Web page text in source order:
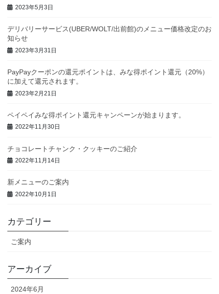
2023年5月3日
デリバリーサービス(UBER/WOLT/出前館)のメニュー価格改定のお
知らせ
2023年3月31日
PayPayクーポンの還元ポイントは、みな得ポイント還元（20%）
に加えて還元されます。
2023年2月21日
ペイペイみな得ポイント還元キャンペーンが始まります。
2022年11月30日
チョコレートチャンク・クッキーのご紹介
2022年11月14日
新メニューのご案内
2022年10月1日
カテゴリー
ご案内
アーカイブ
2024年6月